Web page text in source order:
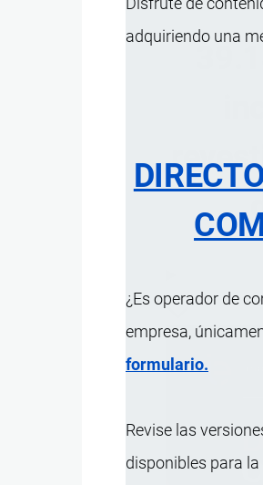
adquiriendo una
¿Es operador de
empresa,
formulario.
Revise las
disponibles para